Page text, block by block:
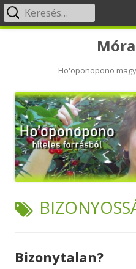
Ho'oponopono
Primary
Keresés:
TAG:
Bizonytalan?